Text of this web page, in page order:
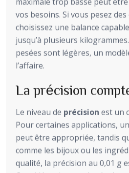
maximale trop basse peut
vos besoins. Si vous pesez
choisissez une balance
jusqu’à plusieurs
pesées sont légères, un
l’affaire.
La précision
Le niveau de précision est un
Pour certaines applications,
peut être appropriée, tandis
comme les bijoux ou les
qualité, la précision au 0,01 g